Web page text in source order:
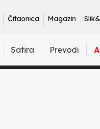
Čitaonica Magazin
Satira Prevodi